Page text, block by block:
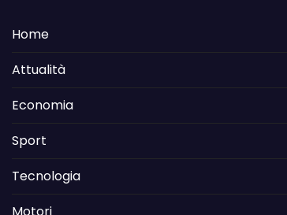
Home
Attualità
Economia
Sport
Tecnologia